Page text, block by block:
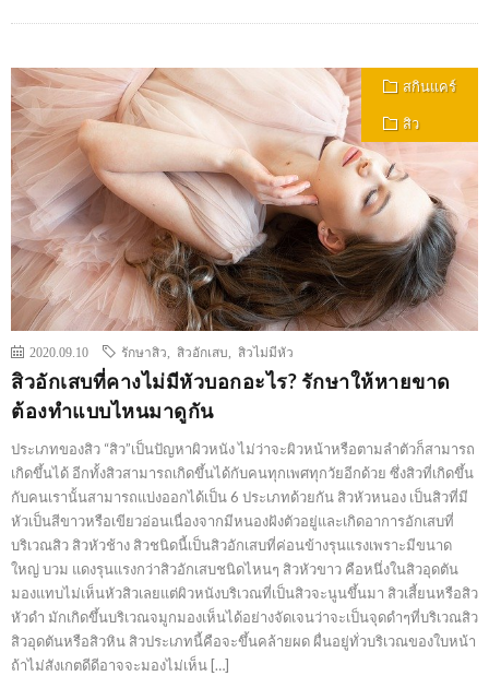
สกินแคร์
สิว
2020.09.10 รักษาสิว สิวอักเสบ สิวไม่มีหัว
สิวอักเสบที่คางไม่มีหัวบอกอะไร? รักษาให้หายขาด
ต้องทำแบบไหนมาดูกัน
ประเภทของสิว “สิว”เป็นปัญหาผิวหนัง ไม่ว่าจะผิวหน้าหรือตามลำตัวก็สามารถ
เกิดขึ้นได้ อีกทั้งสิวสามารถเกิดขึ้นได้กับคนทุกเพศทุกวัยอีกด้วย ซึ่งสิวที่เกิดขึ้น
กับคนเรานั้นสามารถแบ่งออกได้เป็น 6 ประเภทด้วยกัน สิวหัวหนอง เป็นสิวที่มี
หัวเป็นสีขาวหรือเขียวอ่อนเนื่องจากมีหนองฝังตัวอยู่และเกิดอาการอักเสบที่
บริเวณสิว สิวหัวช้าง สิวชนิดนี้เป็นสิวอักเสบที่ค่อนข้างรุนแรงเพราะมีขนาด
ใหญ่ บวม แดงรุนแรงกว่าสิวอักเสบชนิดไหนๆ สิวหัวขาว คือหนึ่งในสิวอุดตัน
มองแทบไม่เห็นหัวสิวเลยแต่ผิวหนังบริเวณที่เป็นสิวจะนูนขึ้นมา สิวเสี้ยนหรือสิว
หัวดำ มักเกิดขึ้นบริเวณจมูกมองเห็นได้อย่างจัดเจนว่าจะเป็นจุดดำๆที่บริเวณสิว
สิวอุดตันหรือสิวหิน สิวประเภทนี้คือจะขึ้นคล้ายผด ผื่นอยู่ทั่วบริเวณของใบหน้า
ถ้าไม่สังเกตดีดีอาจจะมองไม่เห็น […]